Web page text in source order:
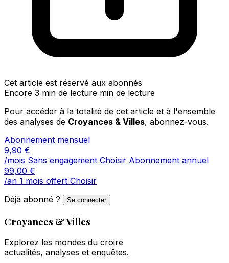
Cet article est réservé aux abonnés
Encore 3 min de lecture min de lecture
Pour accéder à la totalité de cet article et à l'ensemble
des analyses de Croyances & Villes, abonnez-vous.
Abonnement mensuel
9,90 €
/mois Sans engagement Choisir Abonnement annuel
99,00 €
/an 1 mois offert Choisir
Déjà abonné ?
Se connecter
Croyances & Villes
Explorez les mondes du croire
actualités, analyses et enquêtes.